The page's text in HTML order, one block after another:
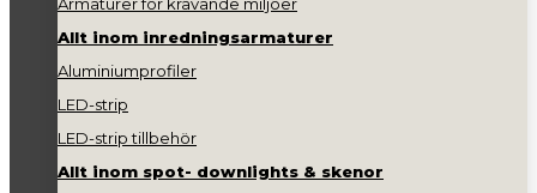
Allt inom inredningsarmaturer
Aluminiumprofiler
LED-strip
LED-strip tillbehör
Allt inom spot- downlights & skenor